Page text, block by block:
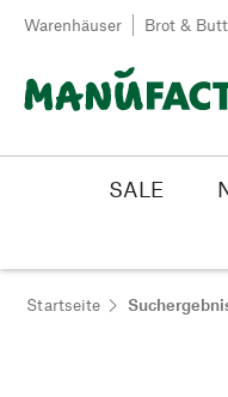
Zum Inhalt springen
Warenhäuser Brot &
SALE
Startseite